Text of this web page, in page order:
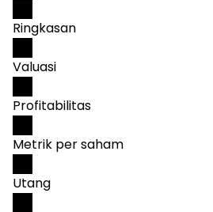
Ringkasan
Valuasi
Profitabilitas
Metrik per saham
Utang